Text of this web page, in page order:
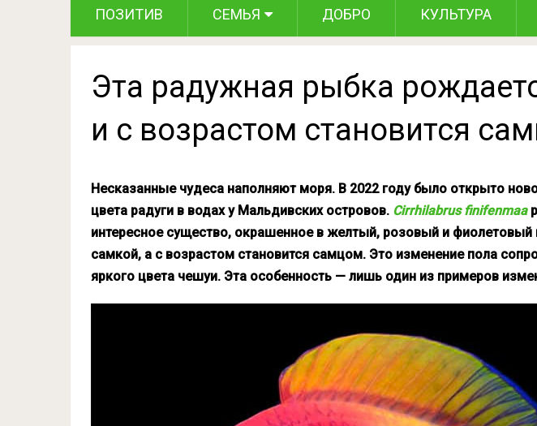
ПОЗИТИВ СЕМЬЯ ДОБРО КУЛЬТУРА
Эта радужная рыбка
и с возрастом становится
Несказанные чудеса наполняют моря. В 2022 году было открыто
цвета радуги в водах у Мальдивских островов. Cirrhilabrus finifenmaa
интересное существо, окрашенное в желтый, розовый и фиолетовый
самкой, а с возрастом становится самцом. Это изменение пола
яркого цвета чешуи. Эта особенность — лишь один из примеров